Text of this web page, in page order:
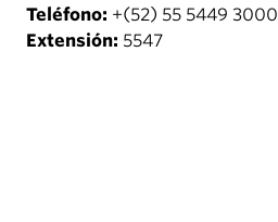
Teléfono: +(52) 55 5449 3000
Extensión: 5547